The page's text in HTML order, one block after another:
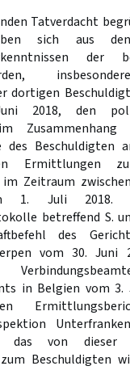
Tatverdacht
sich aus
der
dortigen
2018, den
des Beschuldigten
Ermittlungen
Zeitraum
1. Juli 2018.
betreffend S.
des
vom 30. Juni
in Belgien vom 3.
das von dieser
Beschuldigten